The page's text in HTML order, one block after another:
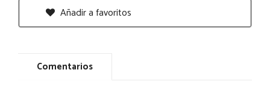
Añadir a favoritos
Comentarios